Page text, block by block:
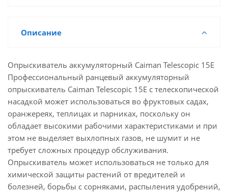
Описание
Опрыскиватель аккумуляторный Caiman Telescopic 15E
Профессиональный ранцевый аккумуляторный
опрыскиватель Caiman Telescopic 15E с телескопической
насадкой может использоваться во фруктовых садах,
оранжереях, теплицах и парниках, поскольку он
обладает высокими рабочими характеристиками и при
этом не выделяет выхлопных газов, не шумит и не
требует сложных процедур обслуживания.
Опрыскиватель может использоваться не только для
химической защиты растений от вредителей и
болезней, борьбы с сорняками, распыления удобрений,